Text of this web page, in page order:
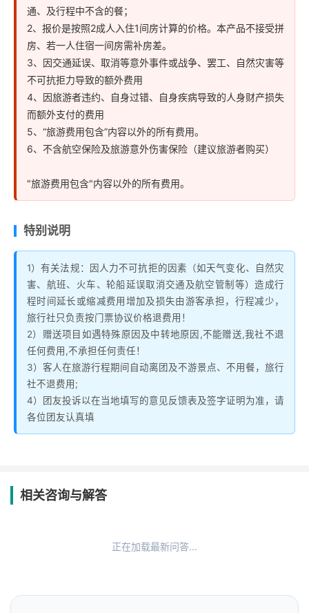
通、及行程中不含的餐；
2、报价是按照2成人入住1间房计算的价格。本产品不接受拼
房、若一人住宿一间房需补房差。
3、因交通延误、取消等意外事件或战争、罢工、自然灾害等
不可抗拒力导致的额外费用
4、因旅游者违约、自身过错、自身疾病导致的人身财产损失
而额外支付的费用
5、“旅游费用包含”内容以外的所有费用。
6、不含航空保险及旅游意外伤害保险（建议旅游者购买）
"旅游费用包含"内容以外的所有费用。
特别说明
1）有关法规：因人力不可抗拒的因素（如天气变化、自然灾
害、航班、火车、轮船延误取消交通及航空管制等）造成行
程时间延长或缩减费用增加及损失由游客承担，行程减少，
旅行社只负责按门票协议价格退费用！
2）赠送项目如遇特殊原因及中转地原因,不能赠送,我社不退
任何费用,不承担任何责任！
3）客人在旅游行程期间自动离团及不游景点、不用餐，旅行
社不退费用;
4）团友投诉以在当地填写的意见反馈表及签字证明为准，请
各位团友认真填
相关咨询与解答
正在加载最新问答...